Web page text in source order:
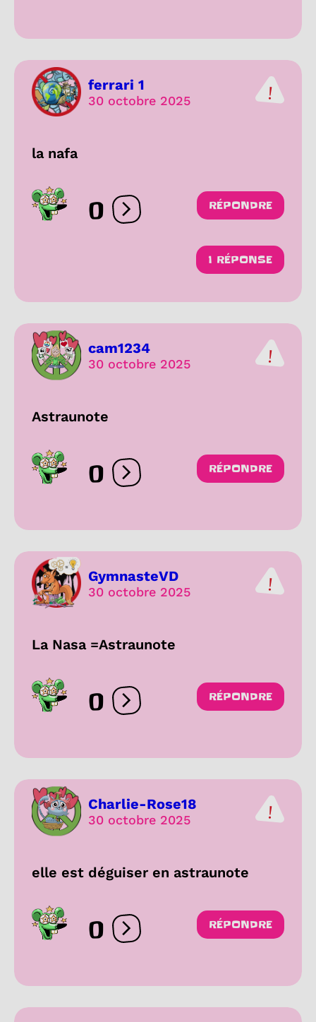
ferrari 1
30 octobre 2025
la nafa
0 Ouvrir les réactions
RÉPONDRE
1 RÉPONSE
cam1234
30 octobre 2025
Astraunote
0 Ouvrir les réactions
RÉPONDRE
GymnasteVD
30 octobre 2025
La Nasa =Astraunote
0 Ouvrir les réactions
RÉPONDRE
Charlie-Rose18
30 octobre 2025
elle est déguiser en astraunote
0 Ouvrir les réactions
RÉPONDRE